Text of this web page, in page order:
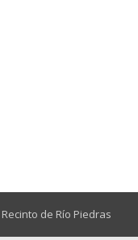
Recinto de Río Piedras